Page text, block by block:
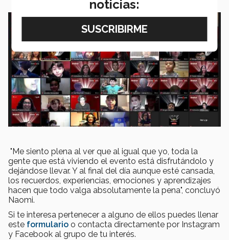
"Me siento plena al ver que al igual que yo, toda la
gente que está viviendo el evento está disfrutándolo y
dejándose llevar. Y al final del día aunque esté cansada,
los recuerdos, experiencias, emociones y aprendizajes
hacen que todo valga absolutamente la pena", concluyó
Naomi.
Si te interesa pertenecer a alguno de ellos puedes llenar
este formulario o contacta directamente por Instagram
y Facebook al grupo de tu interés.
noticias: